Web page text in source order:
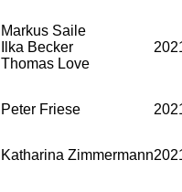
Markus Saile
Ilka Becker
Thomas Love
Peter Friese
Katharina Zimmermann